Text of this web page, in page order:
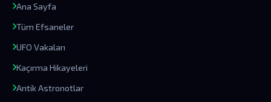
Ana Sayfa
Tüm Efsaneler
UFO Vakaları
Kaçırma Hikayeleri
Antik Astronotlar